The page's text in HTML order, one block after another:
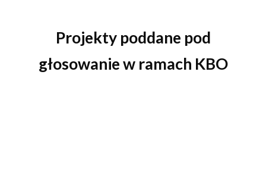
Projekty poddane pod
głosowanie w ramach KBO